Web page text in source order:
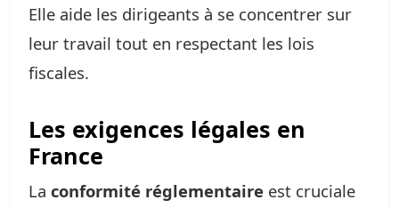
Elle aide les dirigeants à se concentrer sur
leur travail tout en respectant les lois
fiscales.
Les exigences légales en
France
La conformité réglementaire est cruciale